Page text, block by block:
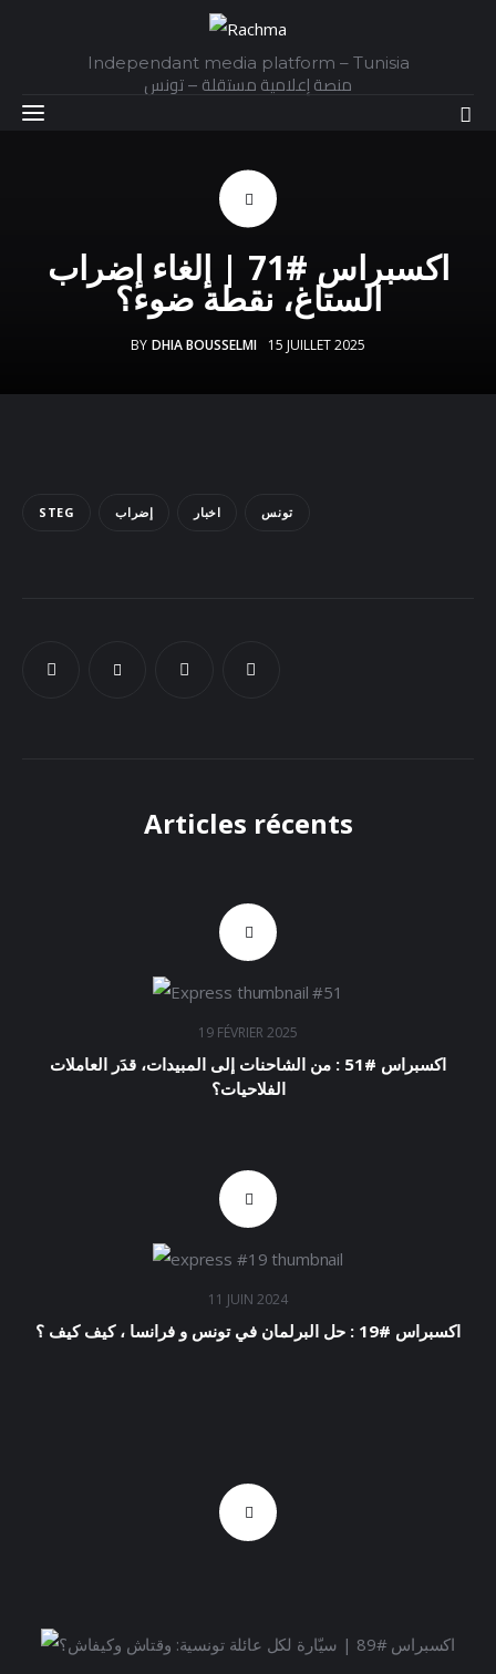
Independant media platform – Tunisia
منصة إعلامية مستقلة – تونس
اكسبراس #71 | إلغاء إضراب
الستاغ، نقطة ضوء؟
BY DHIA BOUSSELMI 15 JUILLET 2025
STEG إضراب اخبار تونس
Articles récents
19 FÉVRIER 2025
اكسبراس #51 : من الشاحنات إلى المبيدات، قدَر العاملات
الفلاحيات؟
11 JUIN 2024
اكسبراس #19 : حل البرلمان في تونس و فرانسا ، كيف كيف ؟